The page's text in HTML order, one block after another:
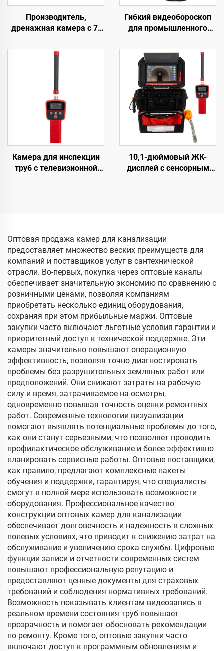
Производитель,
дренажная камера с 7-
экраном, DVR,
камера для труб, IP68,
инспекция
канализационных линий
Гибкий видеобороскоп
для промышленного
модуль медицинского
назначения с двойной
камерой эндоскопа и
экраном монитора
Камера для инспекции
труб с телевизионной
10,1-дюймовый ЖК-
дисплей с сенсорным
камера для труб
Оптовая продажа камер для канализации
предоставляет множество веских преимуществ для
компаний и поставщиков услуг в сантехнической
отрасли. Во-первых, покупка через оптовые каналы
обеспечивает значительную экономию по сравнению с
розничными ценами, позволяя компаниям
приобретать несколько единиц оборудования,
сохраняя при этом прибыльные маржи. Оптовые
закупки часто включают льготные условия гарантии и
приоритетный доступ к технической поддержке. Эти
камеры значительно повышают операционную
эффективность, позволяя точно диагностировать
проблемы без разрушительных земляных работ или
предположений. Они снижают затраты на рабочую
силу и время, затрачиваемое на осмотры,
одновременно повышая точность оценки ремонтных
работ. Современные технологии визуализации
помогают выявлять потенциальные проблемы до того,
как они станут серьезными, что позволяет проводить
профилактическое обслуживание и более эффективно
планировать сервисные работы. Оптовые поставщики,
как правило, предлагают комплексные пакеты
обучения и поддержки, гарантируя, что специалисты
смогут в полной мере использовать возможности
оборудования. Профессиональное качество
конструкции оптовых камер для канализации
обеспечивает долговечность и надежность в сложных
полевых условиях, что приводит к снижению затрат на
обслуживание и увеличению срока службы. Цифровые
функции записи и отчетности современных систем
повышают профессиональную репутацию и
предоставляют ценные документы для страховых
требований и соблюдения нормативных требований.
Возможность показывать клиентам видеозапись в
реальном времени состояния труб повышает
прозрачность и помогает обосновать рекомендации
по ремонту. Кроме того, оптовые закупки часто
включают доступ к программным обновлениям и